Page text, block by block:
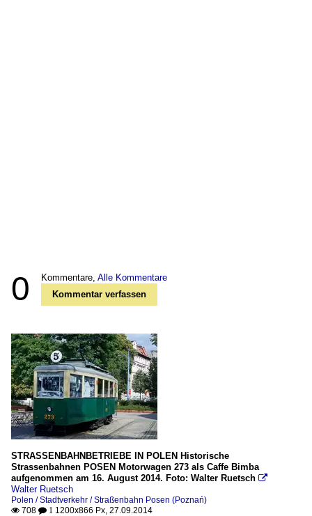
0 Kommentare, Alle Kommentare
Kommentar verfassen
STRASSENBAHNBETRIEBE IN POLEN Historische
Strassenbahnen POSEN Motorwagen 273 als Caffe Bimba
aufgenommen am 16. August 2014. Foto: Walter Ruetsch 
Walter Ruetsch
Polen / Stadtverkehr / Straßenbahn Posen (Poznań)
 708  1 1200x866 Px, 27.09.2014